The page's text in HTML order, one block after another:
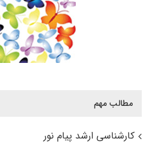
مطالب مهم
کارشناسی ارشد پیام نور